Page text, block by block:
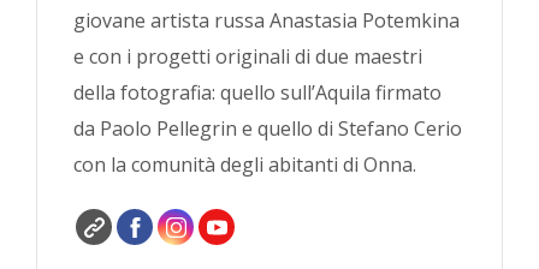
giovane artista russa Anastasia Potemkina
e con i progetti originali di due maestri
della fotografia: quello sull’Aquila firmato
da Paolo Pellegrin e quello di Stefano Cerio
con la comunità degli abitanti di Onna.